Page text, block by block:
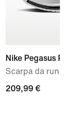
Nike Pegasus
Scarpa da
209,99
209,99 €